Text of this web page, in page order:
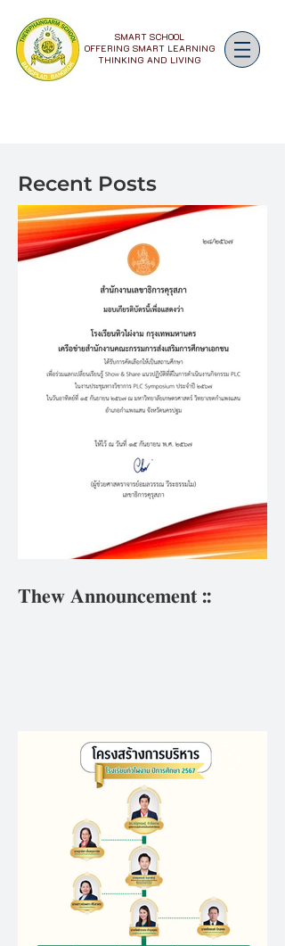
SMART SCHOOL
OFFERING SMART LEARNING
THINKING AND LIVING
Recent Posts
𝐓𝐡𝐞𝐰 𝐀𝐧𝐧𝐨𝐮𝐧𝐜𝐞𝐦𝐞𝐧𝐭 ::